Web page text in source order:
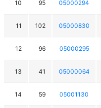
10 95 05000294
11 102 05000830
12 96 05000295
13 41 05000064
14 59 05001130